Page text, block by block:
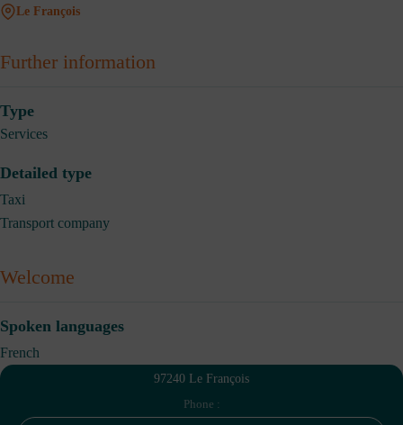
Le François
Further information
Type
Services
Detailed type
Taxi
Transport company
Welcome
Spoken languages
French
97240 Le François
Phone :